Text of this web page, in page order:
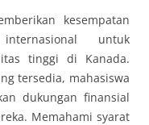
kesempatan
untuk
tinggi di Kanada.
tersedia, mahasiswa
dukungan finansial
Memahami syarat